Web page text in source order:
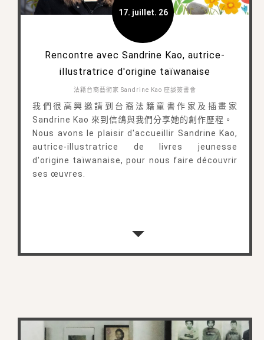
17. juillet. 26
Rencontre avec Sandrine Kao, autrice-
illustratrice d'origine taïwanaise
法籍台裔藝術家 Sandrine Kao 座談簽書會
我們很高興邀請到台裔法籍童書作家及插畫家
Sandrine Kao 來到信鴿與我們分享她的創作歷程。
Nous avons le plaisir d'accueillir Sandrine Kao,
autrice-illustratrice de livres jeunesse
d'origine taïwanaise, pour nous faire découvrir
ses œuvres.